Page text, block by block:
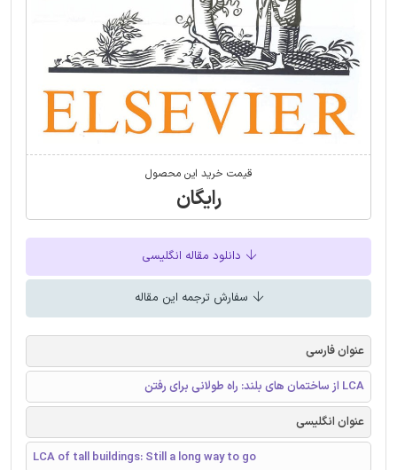
قیمت خرید این محصول
رایگان
دانلود مقاله انگلیسی
سفارش ترجمه این مقاله
عنوان فارسی
LCA از ساختمان های بلند: راه طولانی برای رفتن
عنوان انگلیسی
LCA of tall buildings: Still a long way to go